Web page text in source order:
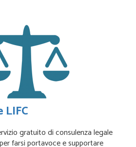
gratuito di consulenza legale
farsi portavoce e supportare